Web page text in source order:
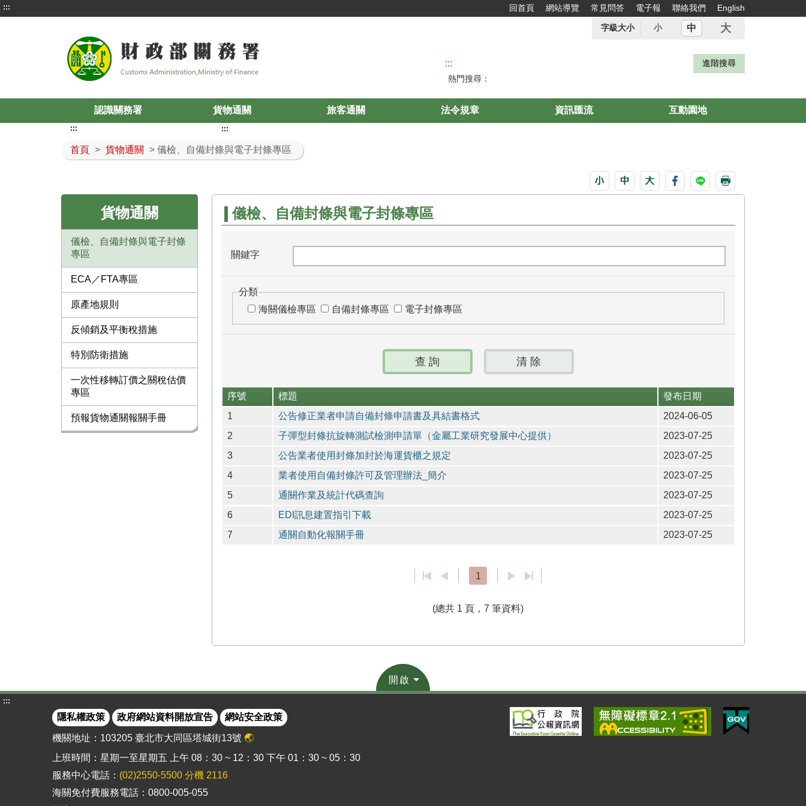
::: 回首頁 網站導覽 常見問答 電子報 聯絡我們 English
字級大小 小 中 大
:::
熱門搜尋：
認識關務署 貨物通關 旅客通關 法令規章 資訊匯流 互動園地
首頁 > 貨物通關 > 儀檢、自備封條與電子封條專區
:::
貨物通關
儀檢、自備封條與電子封條
專區
ECA／FTA專區
原產地規則
反傾銷及平衡稅措施
特別防衛措施
一次性移轉訂價之關稅估價
專區
預報貨物通關報關手冊
:::
儀檢、自備封條與電子封條專區
關鍵字
分類
海關儀檢專區
自備封條專區 電子封條專區
序號 標題
發布日期
1
公告修正業者申請自備封條申請書及具結書格式
2024-06-05
2
子彈型封條抗旋轉測試檢測申請單（金屬工業研究發展中心提供）
2023-07-25
3
公告業者使用封條加封於海運貨櫃之規定
2023-07-25
4
業者使用自備封條許可及管理辦法_簡介
2023-07-25
5
通關作業及統計代碼查詢
2023-07-25
6
EDI訊息建置指引下載
2023-07-25
7
通關自動化報關手冊 2023-07-25
1
(總共 1 頁，7 筆資料)
開啟
:::
隱私權政策 政府網站資料開放宣告 網站安全政策
機關地址：103205 臺北市大同區塔城街13號 🌏
上班時間：星期一至星期五 上午 08：30 ~ 12：30 下午 01：30 ~ 05：30
服務中心電話： (02)2550-5500 分機 2116
海關免付費服務電話：0800-005-055